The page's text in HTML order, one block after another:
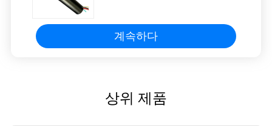
계속하다
상위 제품